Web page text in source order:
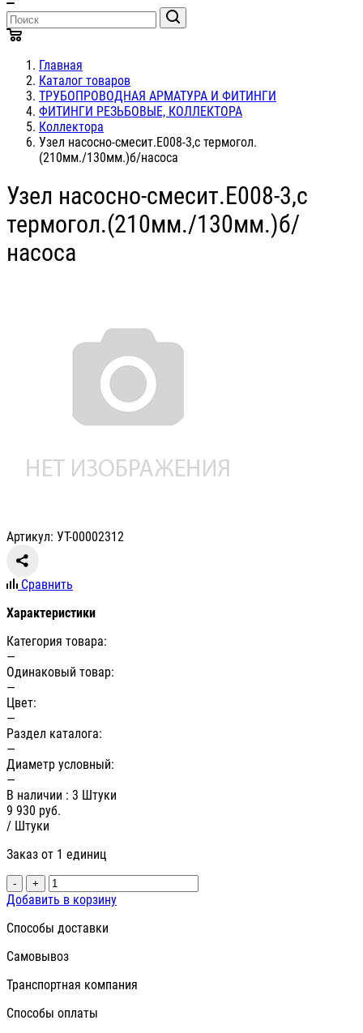
Главная
Каталог товаров
ТРУБОПРОВОДНАЯ АРМАТУРА И ФИТИНГИ
ФИТИНГИ РЕЗЬБОВЫЕ, КОЛЛЕКТОРА
Коллектора
Узел насосно-смесит.Е008-3,с термогол.
(210мм./130мм.)б/насоса
Узел насосно-смесит.Е008-3,с
термогол.(210мм./130мм.)б/
насоса
Артикул: УТ-00002312
Сравнить
Характеристики
Категория товара:
—
Одинаковый товар:
—
Цвет:
—
Раздел каталога:
—
Диаметр условный:
—
В наличии : 3 Штуки
9 930 руб.
/ Штуки
Заказ от 1 единиц
- +
Добавить в корзину
Способы доставки
Самовывоз
Транспортная компания
Способы оплаты